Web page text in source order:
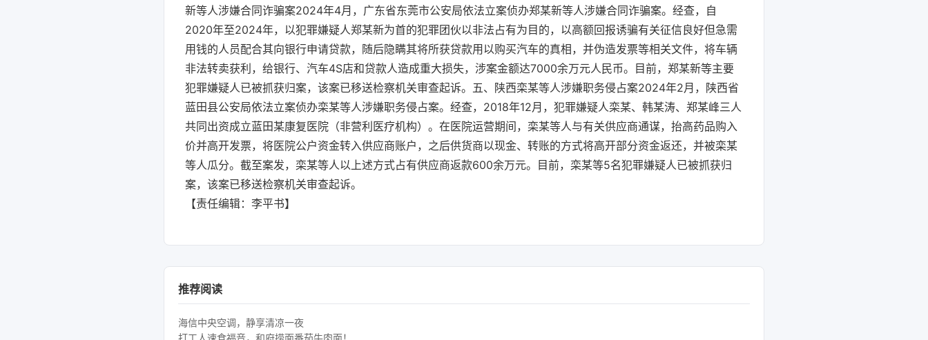
新等人涉嫌合同诈骗案2024年4月，广东省东莞市公安局依法立案侦办郑某新等人涉嫌合同诈骗案。经查，自
2020年至2024年，以犯罪嫌疑人郑某新为首的犯罪团伙以非法占有为目的，以高额回报诱骗有关征信良好但急需
用钱的人员配合其向银行申请贷款，随后隐瞒其将所获贷款用以购买汽车的真相，并伪造发票等相关文件，将车辆
非法转卖获利，给银行、汽车4S店和贷款人造成重大损失，涉案金额达7000余万元人民币。目前，郑某新等主要
犯罪嫌疑人已被抓获归案，该案已移送检察机关审查起诉。五、陕西栾某等人涉嫌职务侵占案2024年2月，陕西省
蓝田县公安局依法立案侦办栾某等人涉嫌职务侵占案。经查，2018年12月，犯罪嫌疑人栾某、韩某涛、郑某峰三人
共同出资成立蓝田某康复医院（非营利医疗机构）。在医院运营期间，栾某等人与有关供应商通谋，抬高药品购入
价并高开发票，将医院公户资金转入供应商账户，之后供货商以现金、转账的方式将高开部分资金返还，并被栾某
等人瓜分。截至案发，栾某等人以上述方式占有供应商返款600余万元。目前，栾某等5名犯罪嫌疑人已被抓获归
案，该案已移送检察机关审查起诉。
【责任编辑：李平书】
推荐阅读
海信中央空调，静享清凉一夜
打工人速食福音，和府捞面番茄牛肉面！